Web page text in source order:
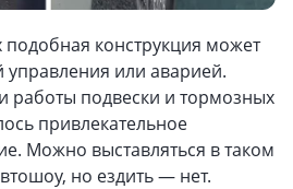
подобная конструкция может
управления или аварией.
работы подвески и тормозных
привлекательное
Можно выставляться в таком
но ездить — нет.